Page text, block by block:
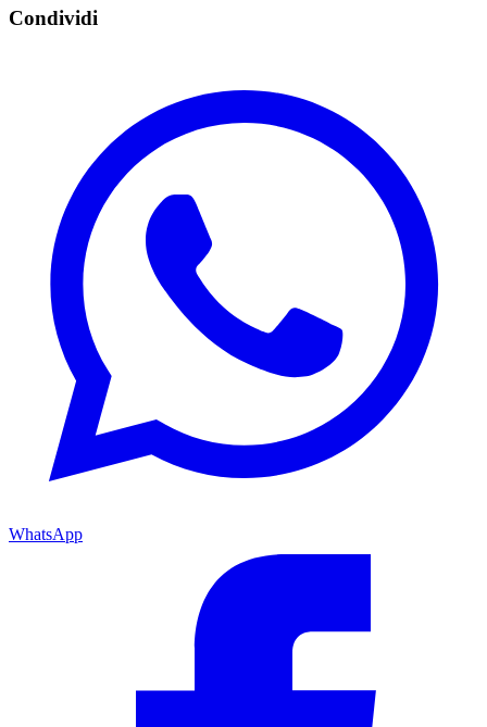
Condividi
WhatsApp